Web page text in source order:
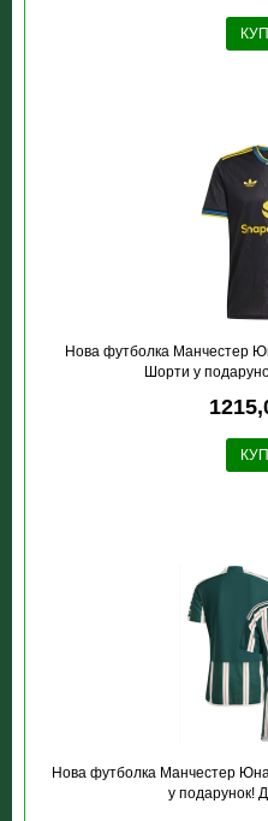
Нова футболка Манчестер
Шорти у
Нова футболка Манчестер
у подарунок!